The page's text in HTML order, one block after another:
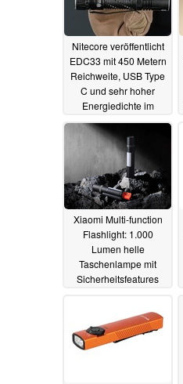
Nitecore veröffentlicht
EDC33 mit 450 Metern
Reichweite, USB Type
C und sehr hoher
Energiedichte im
18650er-Akku05.12.2023
Xiaomi Multi-function
Flashlight: 1.000
Lumen helle
Taschenlampe mit
Sicherheitsfeatures